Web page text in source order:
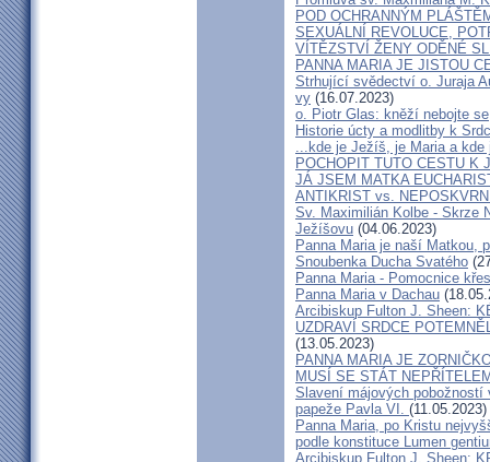
POD OCHRANNÝM
SEXUÁLNÍ REVOLUCE,
VÍTĚZSTVÍ ŽENY ODĚNÉ
PANNA MARIA JE JISTOU
Strhující svědectví o. Juraja
vy (16.07.2023)
o. Piotr Glas: kněží nebojte
Historie úcty a modlitby k
...kde je Ježíš, je Maria a
POCHOPIT TUTO CESTU K
JÁ JSEM MATKA
ANTIKRIST vs.
Sv. Maximilián Kolbe - Skrze
Ježíšovu (04.06.2023)
Panna Maria je naší Matkou,
Snoubenka Ducha Svatého
Panna Maria - Pomocnice
Panna Maria v Dachau
Arcibiskup Fulton J. Sheen:
UZDRAVÍ SRDCE
(13.05.2023)
PANNA MARIA JE
MUSÍ SE STÁT
Slavení májových pobožností
papeže Pavla VI. (11.05.2023)
Panna Maria, po Kristu
podle konstituce Lumen
Arcibiskup Fulton J. Sheen: